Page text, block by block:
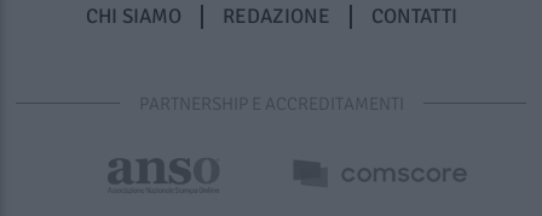
CHI SIAMO REDAZIONE CONTATTI
PARTNERSHIP E ACCREDITAMENTI